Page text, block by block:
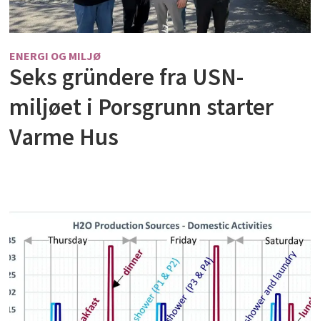
ENERGI OG MILJØ
Seks gründere fra USN-
miljøet i Porsgrunn starter
Varme Hus